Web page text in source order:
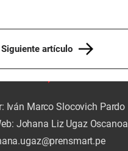
Siguiente artículo
Iván Marco Slocovich Pardo
Johana Liz Ugaz Oscanoa